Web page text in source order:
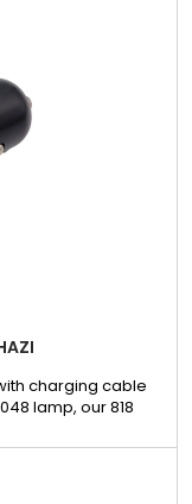
charging cable
lamp, our 818